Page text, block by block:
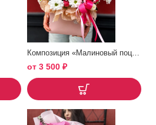
от 3 500 ₽